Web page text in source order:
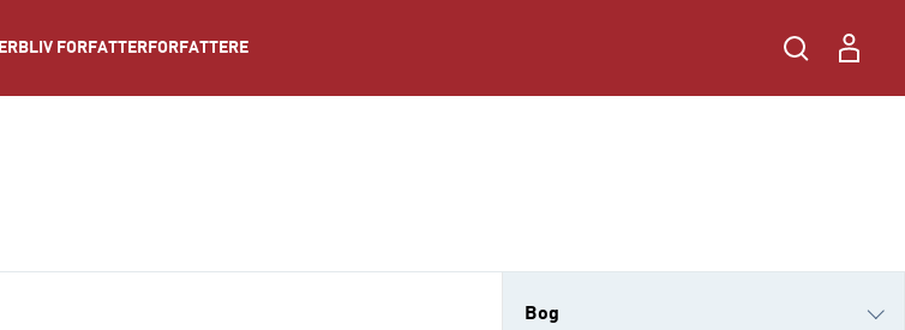
BLIV FORFATTER FORFATTERE
Bog